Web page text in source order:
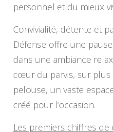
personnel et du mieux
Convivialité, détente et
Défense offre une
dans une ambiance
cœur du parvis, sur plus
pelouse, un vaste
créé pour l’occasion.
Les premiers chiffres de